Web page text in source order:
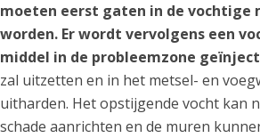
moeten eerst gaten in de vochtige
worden. Er wordt vervolgens een
middel in de probleemzone
zal uitzetten en in het metsel- en
uitharden. Het opstijgende vocht kan
schade aanrichten en de muren